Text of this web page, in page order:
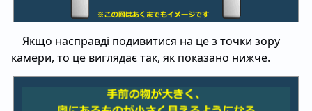
Якщо насправді подивитися на це з точки зору
камери, то це виглядає так, як показано нижче.